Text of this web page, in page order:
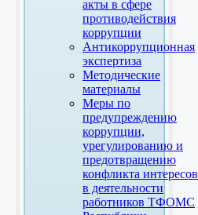
акты в сфере
противодействия
коррупции
Антикоррупционная
экспертиза
Методические
материалы
Меры по
предупреждению
коррупции,
урегулированию и
предотвращению
конфликта интересов
в деятельности
работников ТФОМС